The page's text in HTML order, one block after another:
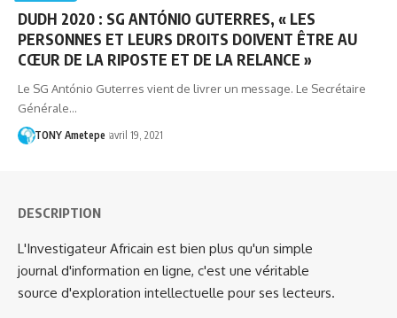
DUDH 2020 : SG ANTÓNIO GUTERRES, « LES
PERSONNES ET LEURS DROITS DOIVENT ÊTRE AU
CŒUR DE LA RIPOSTE ET DE LA RELANCE »
Le SG António Guterres vient de livrer un message. Le Secrétaire
Générale…
TONY Ametepe avril 19, 2021
DESCRIPTION
L'Investigateur Africain est bien plus qu'un simple
journal d'information en ligne, c'est une véritable
source d'exploration intellectuelle pour ses lecteurs.